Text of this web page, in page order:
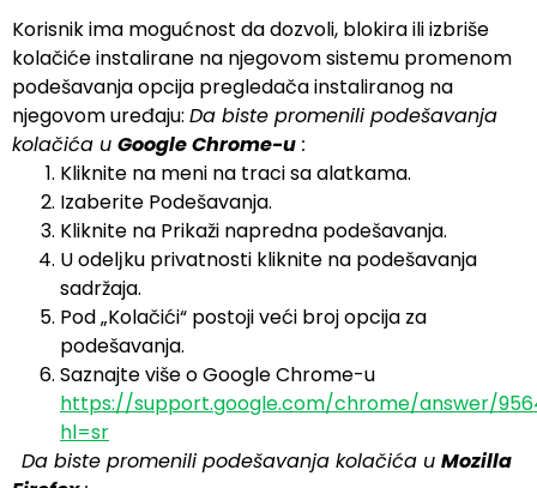
Korisnik ima mogućnost da dozvoli, blokira ili izbriše
kolačiće instalirane na njegovom sistemu promenom
podešavanja opcija pregledača instaliranog na
njegovom uređaju: Da biste promenili podešavanja
kolačića u Google Chrome-u :
Kliknite na meni na traci sa alatkama.
Izaberite Podešavanja.
Kliknite na Prikaži napredna podešavanja.
U odelјku privatnosti kliknite na podešavanja
sadržaja.
Pod „Kolačići“ postoji veći broj opcija za
podešavanja.
Saznajte više o Google Chrome-u
https://support.google.com/chrome/answer/
hl=sr
Da biste promenili podešavanja kolačića u Mozilla